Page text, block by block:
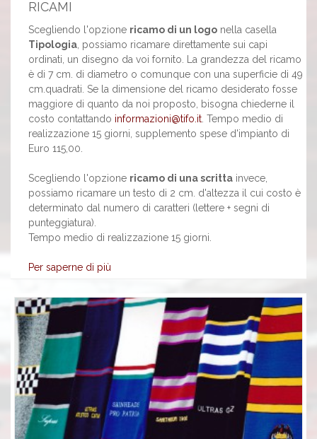
RICAMI
Scegliendo l'opzione ricamo di un logo nella casella
Tipologia, possiamo ricamare direttamente sui capi
ordinati, un disegno da voi fornito. La grandezza del ricamo
è di 7 cm. di diametro o comunque con una superficie di 49
cm.quadrati. Se la dimensione del ricamo desiderato fosse
maggiore di quanto da noi proposto, bisogna chiederne il
costo contattando informazioni@tifo.it. Tempo medio di
realizzazione 15 giorni, supplemento spese d'impianto di
Euro 115,00.
Scegliendo l'opzione ricamo di una scritta invece,
possiamo ricamare un testo di 2 cm. d'altezza il cui costo è
determinato dal numero di caratteri (lettere + segni di
punteggiatura).
Tempo medio di realizzazione 15 giorni.
Per saperne di più